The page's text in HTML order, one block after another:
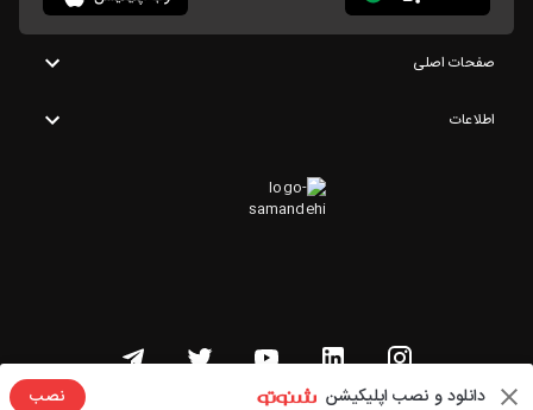
دانلود و نصب اپلیکیشن نصب
صفحات اصلی
اطلاعات